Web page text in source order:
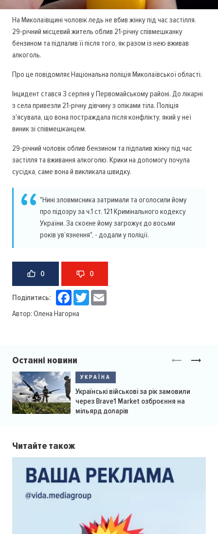
На Миколаївщині чоловік ледь не вбив жінку під час застілля.
29-річний місцевий житель облив 21-річну співмешканку
бензином та підпалив її після того, як разом із нею вживав
алкоголь.
Про це повідомляє Національна поліція Миколаївської області.
Інцидент стався 3 серпня у Первомайському районі. До лікарні
з села привезли 21-річну дівчину з опіками тіла. Поліція
з'ясувала, що вона постраждала після конфлікту, який у неї
виник зі співмешканцем.
29-річний чоловік облив бензином та підпалив жінку під час
застілля та вживання алкоголю. Крики на допомогу почула
сусідка, саме вона й викликала швидку.
"Нині зловмисника затримали та оголосили йому
про підозру за ч.1 ст. 121 Кримінального кодексу
України. За скоєне йому загрожує до восьми
років ув’язнення", - додали у поліції.
0 0
Поділитись: Facebook
Twitter
Автор: Олена Нагорна
Останні новини
УКРАЇНА
Українські військові за рік замовили
через Brave1 Market озброєння на
мільярд доларів
Читайте також